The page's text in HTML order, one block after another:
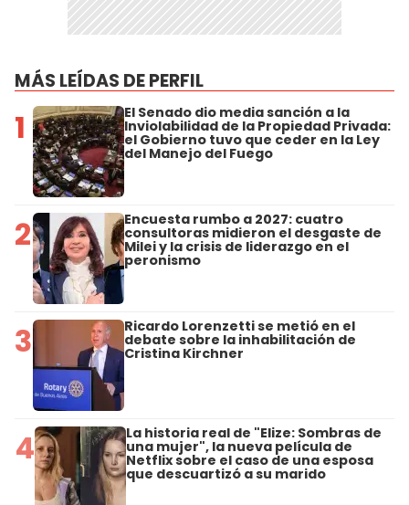
MÁS LEÍDAS DE PERFIL
1 El Senado dio media sanción a la
Inviolabilidad de la Propiedad Privada:
el Gobierno tuvo que ceder en la Ley
del Manejo del Fuego
2 Encuesta rumbo a 2027: cuatro
consultoras midieron el desgaste de
Milei y la crisis de liderazgo en el
peronismo
3 Ricardo Lorenzetti se metió en el
debate sobre la inhabilitación de
Cristina Kirchner
4 La historia real de "Elize: Sombras de
una mujer", la nueva película de
Netflix sobre el caso de una esposa
que descuartizó a su marido